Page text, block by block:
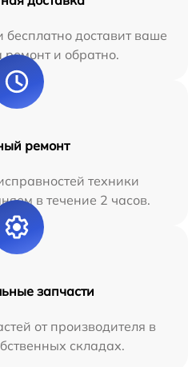
доставит ваше
ремонт и обратно.
ремонт
техники
в течение 2 часов.
запчасти
от производителя в
складах.